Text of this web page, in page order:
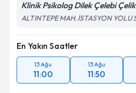
Klinik Psikolog Dilek Çelebi Çelik
En Yakın Saatler
13 Ağu
11:00
13 Ağu
11:50